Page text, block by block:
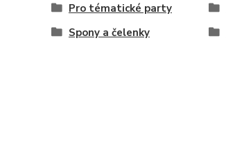
Pro tématické party
Spony a čelenky